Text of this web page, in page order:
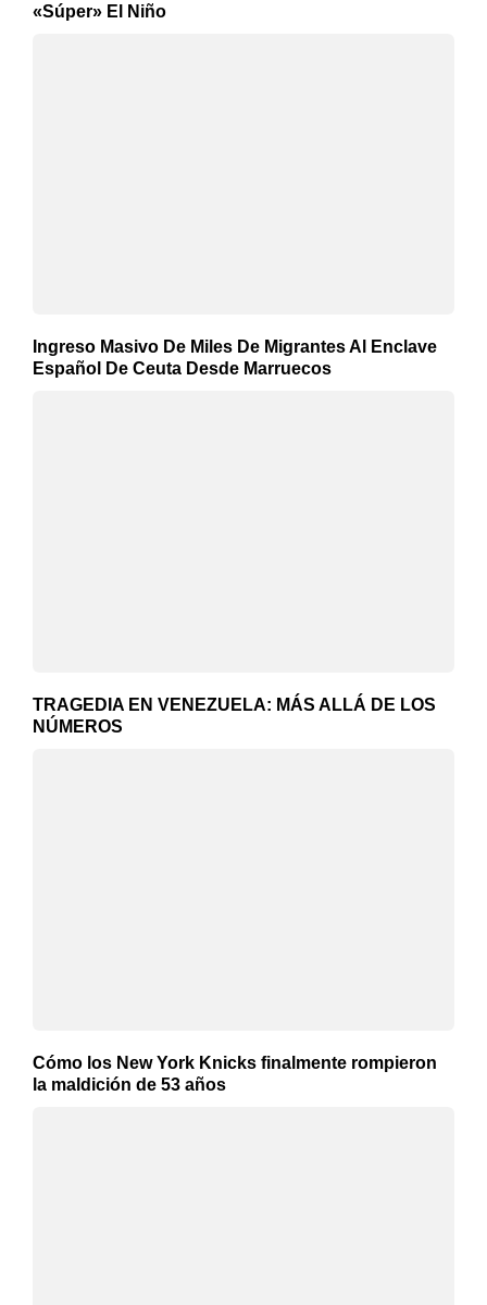
«Súper» El Niño
Ingreso Masivo De Miles De Migrantes Al Enclave
Español De Ceuta Desde Marruecos
TRAGEDIA EN VENEZUELA: MÁS ALLÁ DE LOS
NÚMEROS
Cómo los New York Knicks finalmente rompieron
la maldición de 53 años